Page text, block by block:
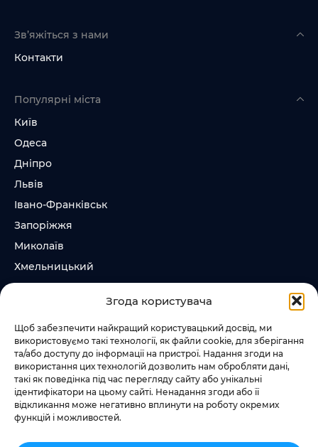
Згода користувача
Щоб забезпечити найкращий користувацький досвід, ми
використовуємо такі технології, як файли cookie, для зберігання
та/або доступу до інформації на пристрої. Надання згоди на
використання цих технологій дозволить нам обробляти дані,
такі як поведінка під час перегляду сайту або унікальні
ідентифікатори на цьому сайті. Ненадання згоди або її
відкликання може негативно вплинути на роботу окремих
функцій і можливостей.
Зв’яжіться з нами
Контакти
Популярні міста
Київ
Одеса
Дніпро
Львів
Івано-Франківськ
Запоріжжя
Миколаїв
Хмельницький
Суми
Слідкувати за нами
+38 073 185 81 11
+38 067 457 86 44